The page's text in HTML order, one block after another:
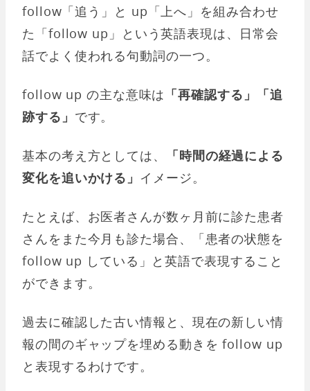
follow「追う」と up「上へ」を組み合わせ
た「follow up」という英語表現は、日常会
話でよく使われる句動詞の一つ。
follow up の主な意味は 「再確認する」「追
跡する」 です。
基本の考え方としては、
「時間の経過による
変化を追いかける」 イメージ。
たとえば、お医者さんが数ヶ月前に診た患者
さんをまた今月も診た場合、「患者の状態を
follow up している」と英語で表現すること
ができます。
過去に確認した古い情報と、現在の新しい情
報の間のギャップを埋める動きを follow up
と表現するわけです。